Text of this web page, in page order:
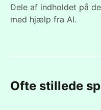
Dele af indholdet på
med hjælp fra AI.
Ofte stillede